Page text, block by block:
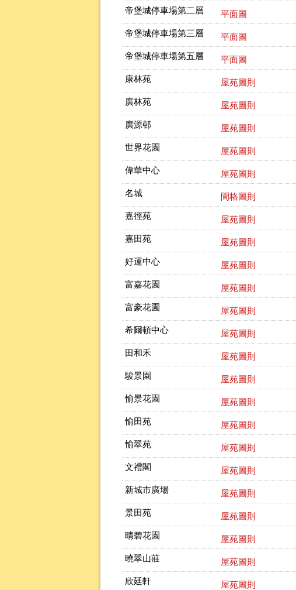
帝堡城停車場第二層
平面圖
帝堡城停車場第三層
平面圖
帝堡城停車場第五層
平面圖
康林苑
屋苑圖則
廣林苑
屋苑圖則
廣源邨
屋苑圖則
世界花園
屋苑圖則
偉華中心
屋苑圖則
名城
間格圖則
嘉徑苑
屋苑圖則
嘉田苑
屋苑圖則
好運中心
屋苑圖則
富嘉花園
屋苑圖則
富豪花園
屋苑圖則
希爾頓中心
屋苑圖則
田和禾
屋苑圖則
駿景園
屋苑圖則
愉景花園
屋苑圖則
愉田苑
屋苑圖則
愉翠苑
屋苑圖則
文禮閣
屋苑圖則
新城市廣場
屋苑圖則
景田苑
屋苑圖則
晴碧花園
屋苑圖則
曉翠山莊
屋苑圖則
欣廷軒
屋苑圖則